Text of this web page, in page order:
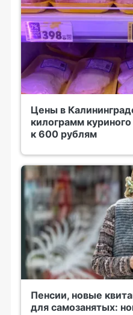
Цены в
килограмм
к 600 рублям
Пенсии, новые
для самозанятых: